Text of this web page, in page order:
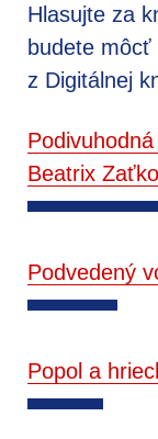
Hlasujte za
budete môcť
z Digitálnej
Beatrix
Podvedený
Popol a